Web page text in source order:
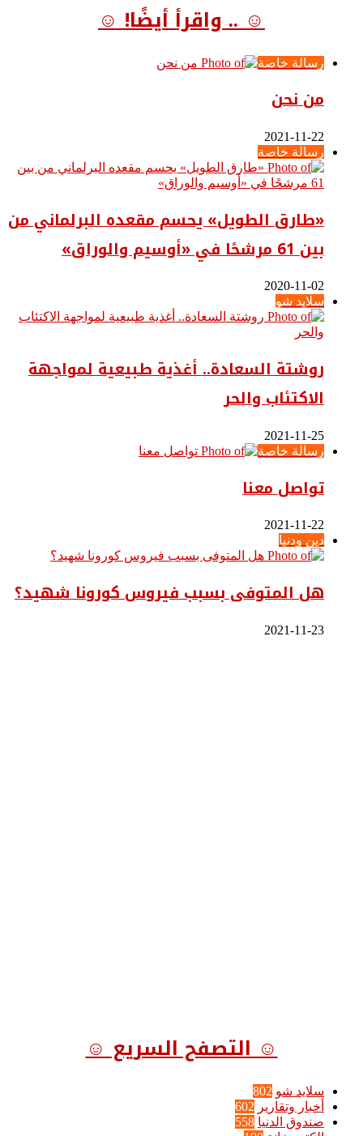
☺ .. واقرأ أيضًا! ☺
رسالة خاصة
من نحن
2021-11-22
رسالة خاصة
«طارق الطويل» يحسم مقعده البرلماني من
بين 61 مرشحًا في «أوسيم والوراق»
2020-11-02
سلايد شو
روشتة السعادة.. أغذية طبيعية لمواجهة
الاكتئاب والحر
2021-11-25
رسالة خاصة
تواصل معنا
2021-11-22
دين ودنيا
هل المتوفى بسبب فيروس كورونا شهيد؟
2021-11-23
☺ التصفح السريع ☺
سلايد شو 802
أخبار وتقارير 602
صندوق الدنيا 558